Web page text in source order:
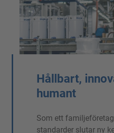
Hållbart,
humant
Som ett
standarder slutar ny